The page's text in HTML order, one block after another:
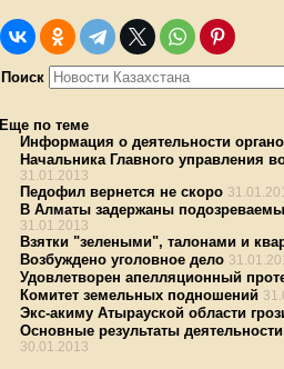
Поиск
Еще по теме
Информация о деятельности
Начальника Главного управления
31.01.2013
Педофил вернется не скоро
В Алматы задержаны
31.01.2013
Взятки "зелеными", талонами и
Возбуждено уголовное дело
Удовлетворен апелляционный
Комитет земельных подношений
Экс-акиму Атырауской области
Основные результаты
30.01.2013